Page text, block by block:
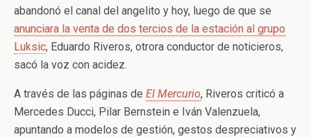
abandonó el canal del angelito y hoy, luego de que se
anunciara la venta de dos tercios de la estación al grupo
Luksic, Eduardo Riveros, otrora conductor de noticieros,
sacó la voz con acidez.
A través de las páginas de El Mercurio, Riveros criticó a
Mercedes Ducci, Pilar Bernstein e Iván Valenzuela,
apuntando a modelos de gestión, gestos despreciativos y